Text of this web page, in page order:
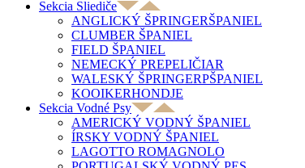
Sekcia Sliediče
ANGLICKÝ ŠPRINGERŠPANIEL
CLUMBER ŠPANIEL
FIELD ŠPANIEL
NEMECKÝ PREPELIČIAR
WALESKÝ ŠPRINGERPŠPANIEL
KOOIKERHONDJE
Sekcia Vodné Psy
AMERICKÝ VODNÝ ŠPANIEL
ÍRSKY VODNÝ ŠPANIEL
LAGOTTO ROMAGNOLO